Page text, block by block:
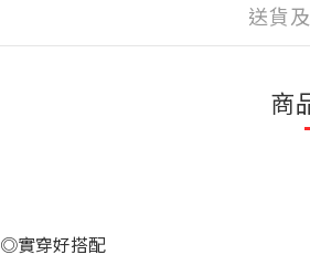
送貨
商
◎實穿好搭配